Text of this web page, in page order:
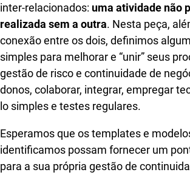
inter-relacionados: uma atividade não
realizada sem a outra. Nesta peça,
conexão entre os dois, definimos
simples para melhorar e “unir” seus
gestão de risco e continuidade de
donos, colaborar, integrar, empregar
lo simples e testes regulares.
Esperamos que os templates e
identificamos possam fornecer um
para a sua própria gestão de